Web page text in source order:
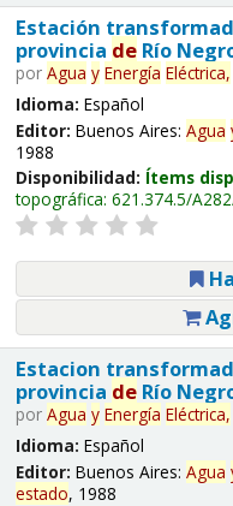
Estación
provincia deRío
por Agua y Energía Eléctrica,
Idioma: Español
Editor: Buenos Aires: Agua
1988
Disponibilidad: Ítems
topográfica: 621.374.5/
Estacion
provincia deRío
por Agua y Energía Eléctrica,
Idioma: Español
Editor: Buenos Aires: Agua
estado, 1988